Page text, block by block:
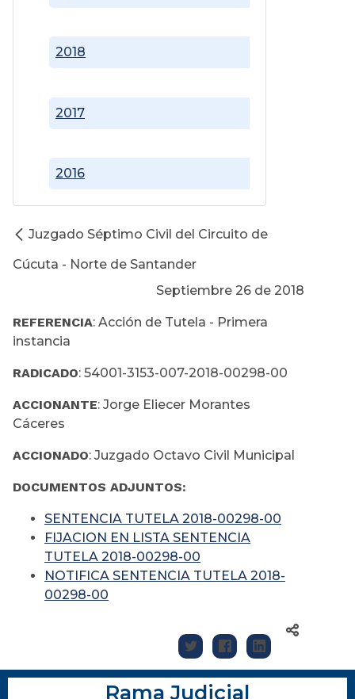
2016
2017
2018
Juzgado Séptimo Civil del Circuito de
Cúcuta - Norte de Santander
Septiembre 26 de 2018
REFERENCIA: Acción de Tutela - Primera
instancia
RADICADO: 54001-3153-007-2018-00298-00
ACCIONANTE: Jorge Eliecer Morantes
Cáceres
ACCIONADO: Juzgado Octavo Civil Municipal
DOCUMENTOS ADJUNTOS:
SENTENCIA TUTELA 2018-00298-00
FIJACION EN LISTA SENTENCIA
TUTELA 2018-00298-00
NOTIFICA SENTENCIA TUTELA 2018-
00298-00
Rama Judicial